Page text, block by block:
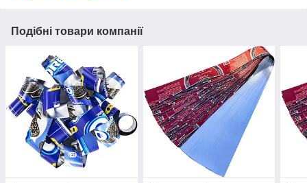
Подібні товари компанії